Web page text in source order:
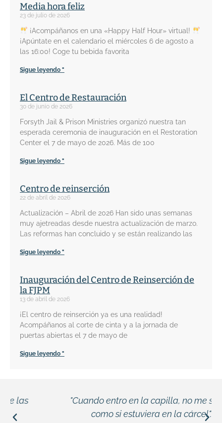
Media hora feliz
23 de julio de 2026
¡Acompáñanos en una «Happy Half Hour» virtual!
¡Apúntate en el calendario el miércoles 6 de agosto a
las 16:00! Coge tu bebida favorita
Sigue leyendo "
El Centro de Restauración
30 de junio de 2026
Forsyth Jail & Prison Ministries organizó nuestra tan
esperada ceremonia de inauguración en el Restoration
Center el 7 de mayo de 2026. Más de 100
Sigue leyendo "
Centro de reinserción
22 de abril de 2026
Actualización – Abril de 2026 Han sido unas semanas
muy ajetreadas desde nuestra actualización de marzo.
Las reformas han concluido y se están realizando las
Sigue leyendo "
Inauguración del Centro de Reinserción de
la FJPM
13 de abril de 2026
¡El centro de reinserción ya es una realidad!
Acompáñanos al corte de cinta y a la jornada de
puertas abiertas el 7 de mayo de
Sigue leyendo "
"Cuando entro en la capilla, no me siento
como si estuviera en la cárcel".